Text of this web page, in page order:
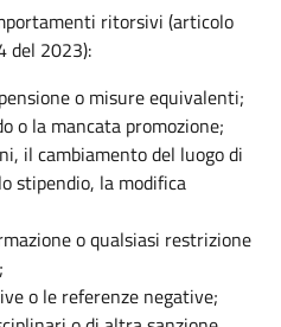
ritorsivi (articolo
del 2023):
o misure equivalenti;
o la mancata promozione;
il cambiamento del luogo di
stipendio, la modifica
o qualsiasi restrizione
o le referenze negative;